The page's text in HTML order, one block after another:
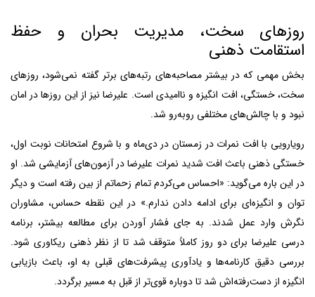
روزهای سخت، مدیریت بحران و حفظ
استقامت ذهنی
بخش مهمی که در بیشتر مصاحبه‌های رتبه‌های برتر گفته نمی‌شود، روزهای
سخت، خستگی، افت انگیزه و ناامیدی است. علیرضا نیز از این روزها در امان
نبود و با چالش‌های مختلفی روبه‌رو شد.
رویارویی با افت نمرات در زمستان در دی‌ماه و با شروع امتحانات نوبت اول،
خستگی ذهنی باعث افت شدید نمرات علیرضا در آزمون‌های آزمایشی شد. او
در این باره می‌گوید: «احساس می‌کردم تمام زحماتم از بین رفته است و دیگر
توان و انگیزه‌ای برای ادامه دادن ندارم.» در این نقطه حساس، مشاوران
نگرش وارد عمل شدند. به جای فشار آوردن برای مطالعه بیشتر، برنامه
درسی علیرضا برای دو روز کاملاً متوقف شد تا از نظر ذهنی ریکاوری شود.
بررسی دقیق کارنامه‌ها و یادآوری پیشرفت‌های قبلی به او، باعث بازیابی
انگیزه از دست‌رفته‌اش شد تا دوباره قوی‌تر از قبل به مسیر برگردد.